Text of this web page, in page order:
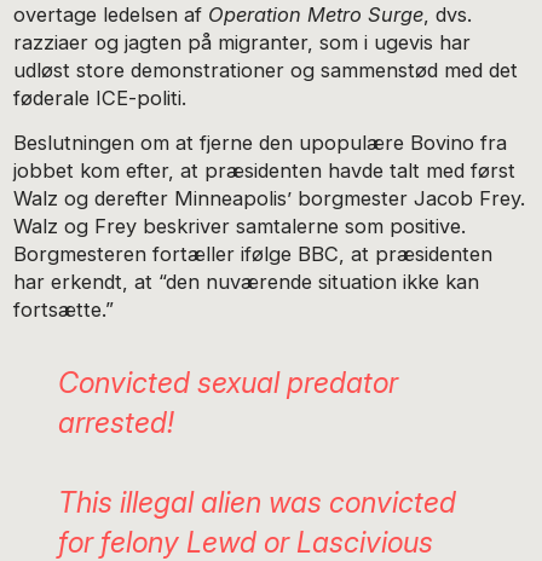
overtage ledelsen af Operation Metro Surge , dvs.
razziaer og jagten på migranter, som i ugevis har
udløst store demonstrationer og sammenstød med det
føderale ICE-politi.
Beslutningen om at fjerne den upopulære Bovino fra
jobbet kom efter, at præsidenten havde talt med først
Walz og derefter Minneapolis’ borgmester Jacob Frey.
Walz og Frey beskriver samtalerne som positive.
Borgmesteren fortæller ifølge BBC, at præsidenten
har erkendt, at “den nuværende situation ikke kan
fortsætte.”
Convicted sexual predator
arrested!
This illegal alien was convicted
for felony Lewd or Lascivious